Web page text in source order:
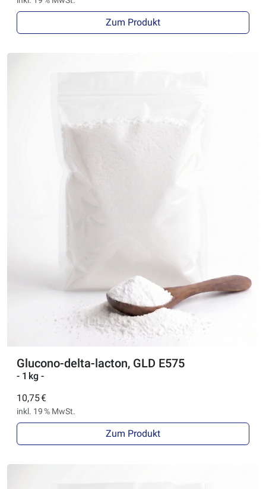
Zum Produkt
Glucono-delta-lacton, GLD E575
- 1 kg -
10,75 €
inkl. 19 % MwSt.
Zum Produkt